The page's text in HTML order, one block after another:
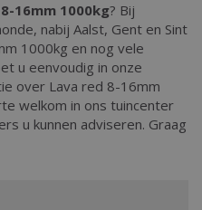
16mm 1000kg? Bij
nabij Aalst, Gent en Sint
1000kg en nog vele
u eenvoudig in onze
over Lava red 8-16mm
welkom in ons tuincenter
u kunnen adviseren. Graag